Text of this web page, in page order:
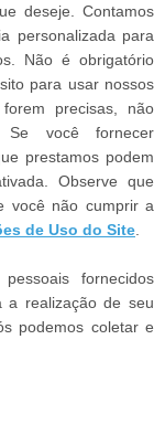
deseje. Contamos
personalizada para
Não é obrigatório
para usar nossos
precisas, não
Se você fornecer
prestamos podem
Observe que
você não cumprir a
de Uso do Site
fornecidos
a realização de seu
podemos coletar e